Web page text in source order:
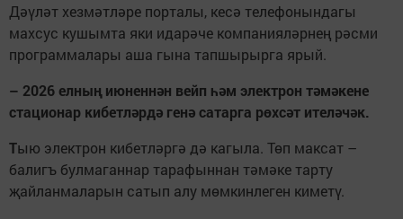
Дәүләт хезмәтләре порталы, кесә телефонындагы
махсус кушымта яки идарәче компанияләрнең рәсми
программалары аша гына тапшырырга ярый.
– 2026 елның июненнән вейп һәм электрон тәмәкене
стационар кибетләрдә генә сатарга рөхсәт ителәчәк.
Тыю электрон кибетләргә дә кагыла. Төп максат –
балигъ булмаганнар тарафыннан тәмәке тарту
җайланмаларын сатып алу мөмкинлеген киметү.